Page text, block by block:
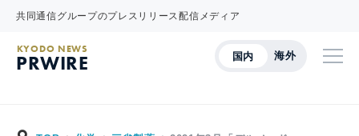
共同通信グループのプレスリリース配信メディア
国内 海外
KYODO NEWS
PRWIRE